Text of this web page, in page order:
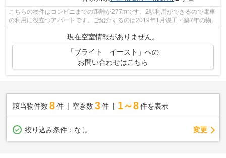
こちらの物件はコンビニまでの距離が277mです。2駅利用ができるので電車
の利用に役立つアパートです。ご紹介するのは2019年1月竣工・築7年の物件
現在空室情報がありません。
「ブライト イースト」への
お問い合わせはこちら
該当物件数 8件 空き数 3 件 1～8 件を表示
絞り込み条件： なし 変更